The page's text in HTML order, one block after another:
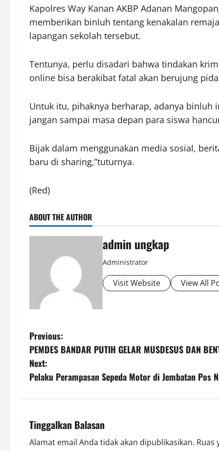
Kapolres Way Kanan AKBP Adanan
memberikan binluh tentang kenakalan
lapangan sekolah tersebut.
Tentunya, perlu disadari bahwa tindakan
online bisa berakibat fatal akan berujung
Untuk itu, pihaknya berharap, adanya binluh
jangan sampai masa depan para siswa
Bijak dalam menggunakan media sosial,
baru di sharing,”tuturnya.
(Red)
ABOUT THE AUTHOR
admin ungkap
Administrator
Visit Website View All
P
o
s
n
a
Previous:
PEMDES BANDAR PUTIH GELAR MUSDESUS DAN
Next:
Pelaku Perampasan Sepeda Motor di Jembatan Pos
Tinggalkan Balasan
Alamat email Anda tidak akan dipublikasikan. Ruas